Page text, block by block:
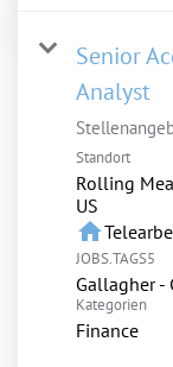
Senior
Analyst
Standort
Rolling
home
JOBS.TAGS5
Gallagher -
Kategorien
Finance